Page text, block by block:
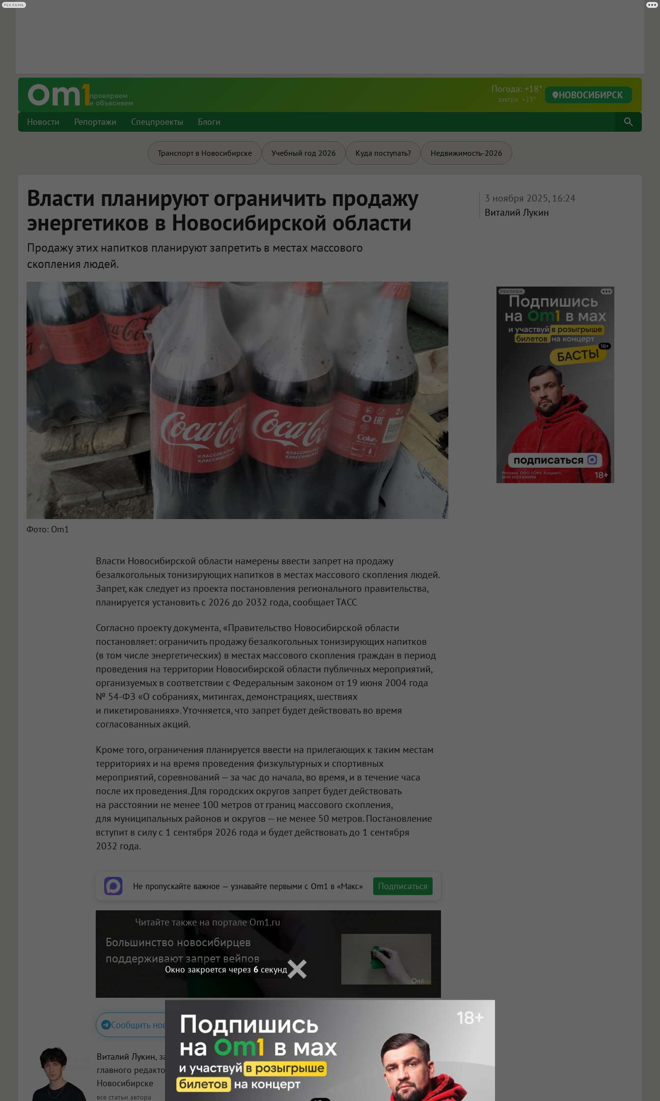
РЕКЛАМА
Погода: +18°
завтра +23° НОВОСИБИРСК
Новости Репортажи Спецпроекты Блоги
Транспорт в Новосибирске Учебный год 2026 Куда поступать? Недвижимость-2026
Власти планируют ограничить продажу
энергетиков в Новосибирской области
Продажу этих напитков планируют запретить в местах массового
скопления людей.
3 ноября 2025, 16:24
Виталий Лукин
РЕКЛАМА
Фото: Om1
Власти Новосибирской области намерены ввести запрет на продажу
безалкогольных тонизирующих напитков в местах массового скопления людей.
Запрет, как следует из проекта постановления регионального правительства,
планируется установить с 2026 до 2032 года, сообщает ТАСС
Согласно проекту документа, «Правительство Новосибирской области
постановляет: ограничить продажу безалкогольных тонизирующих напитков
(в том числе энергетических) в местах массового скопления граждан в период
проведения на территории Новосибирской области публичных мероприятий,
организуемых в соответствии с Федеральным законом от 19 июня 2004 года
№ 54-ФЗ «О собраниях, митингах, демонстрациях, шествиях
и пикетированиях». Уточняется, что запрет будет действовать во время
согласованных акций.
Кроме того, ограничения планируется ввести на прилегающих к таким местам
территориях и на время проведения физкультурных и спортивных
мероприятий, соревнований — за час до начала, во время, и в течение часа
после их проведения. Для городских округов запрет будет действовать
на расстоянии не менее 100 метров от границ массового скопления,
для муниципальных районов и округов — не менее 50 метров. Постановление
вступит в силу с 1 сентября 2026 года и будет действовать до 1 сентября
2032 года.
Не пропускайте важное — узнавайте первыми с Om1 в «Макс» Подписаться
Читайте также на портале Om1.ru
Большинство новосибирцев
поддерживают запрет вейпов
Сообщить новость Размещение рекламы
Виталий Лукин, заместитель
главного редактора в
Новосибирске
все статьи автора
Поделиться
Окно закроется через 4 секунд
РЕКЛАМА